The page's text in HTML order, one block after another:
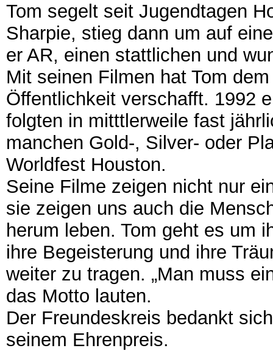
Tom segelt seit Jugendtagen
Sharpie, stieg dann um auf
er AR, einen stattlichen und
Mit seinen Filmen hat Tom
Öffentlichkeit verschafft. 1992
folgten in mitttlerweile fast
manchen Gold-, Silver- oder
Worldfest Houston.
Seine Filme zeigen nicht nur
sie zeigen uns auch die
herum leben. Tom geht es um
ihre Begeisterung und ihre
weiter zu tragen. „Man muss
das Motto lauten.
Der Freundeskreis bedankt
seinem Ehrenpreis.